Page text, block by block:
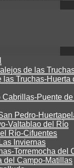
de las
las Truchas-Huerta
Cabrillas-Puente
Pedro-
Valtablao del Río
Río-Cifuentes
Inviernas
Torremocha del
del Campo-Matillas